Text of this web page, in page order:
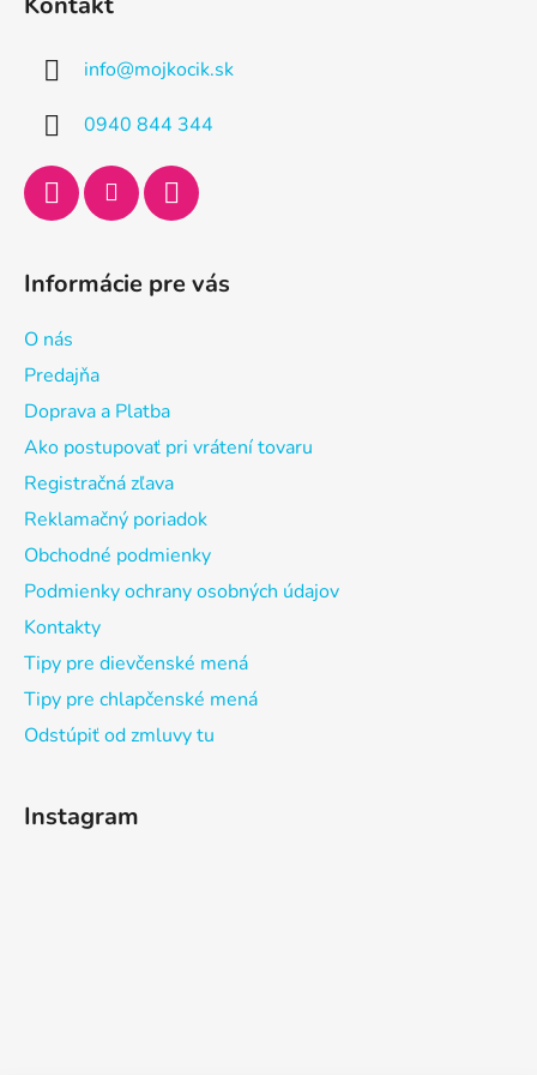
info@mojkocik.sk
0940 844 344
Informácie pre vás
O nás
Predajňa
Doprava a Platba
Ako postupovať pri vrátení tovaru
Registračná zľava
Reklamačný poriadok
Obchodné podmienky
Podmienky ochrany osobných údajov
Kontakty
Tipy pre dievčenské mená
Tipy pre chlapčenské mená
Odstúpiť od zmluvy tu
Instagram